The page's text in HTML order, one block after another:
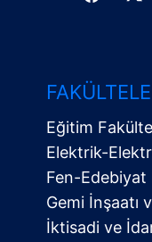
Eğitim
Elektrik-
Fen-Edebiyat
Gemi İnşaatı
İktisadi ve